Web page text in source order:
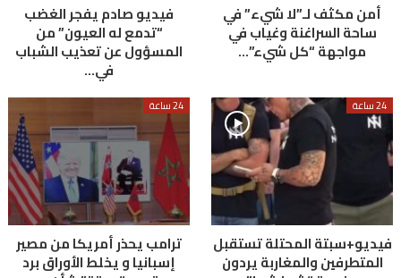
أمن مكثف لـ”لا شيء” في
ساحة السراغنة وغياب في
مواجهة “كل شيء”…
فيديو صادم يفجر الغضب
“تدمع له العيون” من
المسؤول عن تعذيب الشباب
في…
24 ساعة
فيديو+سبتة المحتلة تستقبل
المتطرفين والمغاربة يردون
24 ساعة
ترامب يحذر أمريكا من مصير
إسبانيا و يخلط الأوراق برد